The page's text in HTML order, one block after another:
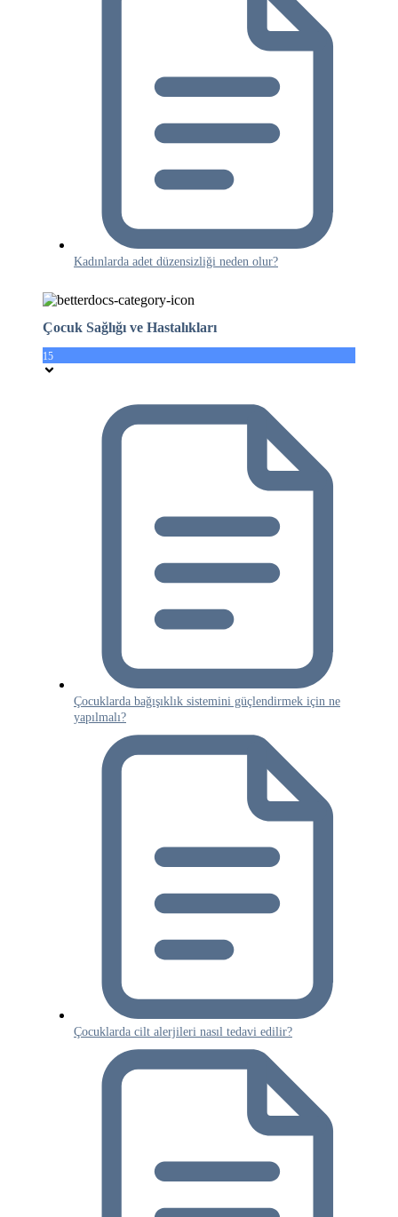
Kadınlarda adet düzensizliği neden olur?
Çocuk Sağlığı ve Hastalıkları
15
Çocuklarda bağışıklık sistemini güçlendirmek için ne
yapılmalı?
Çocuklarda cilt alerjileri nasıl tedavi edilir?